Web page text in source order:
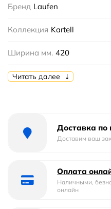
Бренд Laufen
Коллекция Kartell
Ширина мм. 420
Высота мм. 135
Отверстие под перелив :
накладная,
округлая
Читать далее
Доставка по
Доставим ваш
Оплата
Наличными,
онлайн